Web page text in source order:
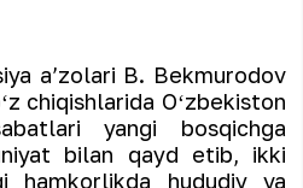
aʼzolari B. Bekmurodov
chiqishlarida Oʻzbekiston
yangi bosqichga
bilan qayd etib, ikki
hamkorlikda hududiy va